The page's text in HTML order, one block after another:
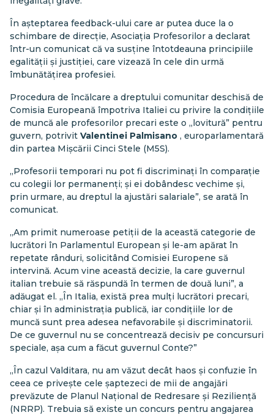
În așteptarea feedback-ului care ar putea duce la o
schimbare de direcție, Asociația Profesorilor a declarat
într-un comunicat că va susține întotdeauna principiile
egalității și justiției, care vizează în cele din urmă
îmbunătățirea profesiei.
Procedura de încălcare a dreptului comunitar deschisă de
Comisia Europeană împotriva Italiei cu privire la condițiile
de muncă ale profesorilor precari este o „lovitură” pentru
guvern, potrivit Valentinei Palmisano , europarlamentară
din partea Mișcării Cinci Stele (M5S).
„Profesorii temporari nu pot fi discriminați în comparație
cu colegii lor permanenți; și ei dobândesc vechime și,
prin urmare, au dreptul la ajustări salariale”, se arată în
comunicat.
„Am primit numeroase petiții de la această categorie de
lucrători în Parlamentul European și le-am apărat în
repetate rânduri, solicitând Comisiei Europene să
intervină. Acum vine această decizie, la care guvernul
italian trebuie să răspundă în termen de două luni”, a
adăugat el. „În Italia, există prea mulți lucrători precari,
chiar și în administrația publică, iar condițiile lor de
muncă sunt prea adesea nefavorabile și discriminatorii.
De ce guvernul nu se concentrează decisiv pe concursuri
speciale, așa cum a făcut guvernul Conte?”
„În cazul Valditara, nu am văzut decât haos și confuzie în
ceea ce privește cele șaptezeci de mii de angajări
prevăzute de Planul Național de Redresare și Reziliență
(NRRP). Trebuia să existe un concurs pentru angajarea